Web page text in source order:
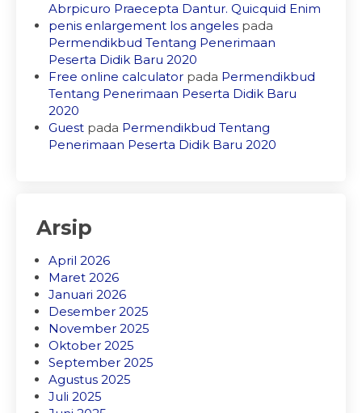
Abrpicuro Praecepta Dantur. Quicquid Enim
penis enlargement los angeles pada
Permendikbud Tentang Penerimaan
Peserta Didik Baru 2020
Free online calculator pada Permendikbud
Tentang Penerimaan Peserta Didik Baru
2020
Guest pada Permendikbud Tentang
Penerimaan Peserta Didik Baru 2020
Arsip
April 2026
Maret 2026
Januari 2026
Desember 2025
November 2025
Oktober 2025
September 2025
Agustus 2025
Juli 2025